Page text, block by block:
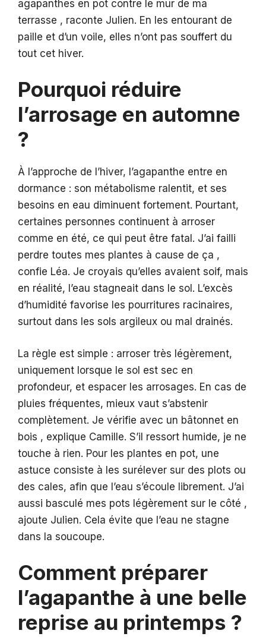
agapanthes en pot contre le mur de ma
terrasse , raconte Julien. En les entourant de
paille et d’un voile, elles n’ont pas souffert du
tout cet hiver.
Pourquoi réduire
l’arrosage en automne
?
À l’approche de l’hiver, l’agapanthe entre en
dormance : son métabolisme ralentit, et ses
besoins en eau diminuent fortement. Pourtant,
certaines personnes continuent à arroser
comme en été, ce qui peut être fatal. J’ai failli
perdre toutes mes plantes à cause de ça ,
confie Léa. Je croyais qu’elles avaient soif, mais
en réalité, l’eau stagneait dans le sol. L’excès
d’humidité favorise les pourritures racinaires,
surtout dans les sols argileux ou mal drainés.
La règle est simple : arroser très légèrement,
uniquement lorsque le sol est sec en
profondeur, et espacer les arrosages. En cas de
pluies fréquentes, mieux vaut s’abstenir
complètement. Je vérifie avec un bâtonnet en
bois , explique Camille. S’il ressort humide, je ne
touche à rien. Pour les plantes en pot, une
astuce consiste à les surélever sur des plots ou
des cales, afin que l’eau s’écoule librement. J’ai
aussi basculé mes pots légèrement sur le côté ,
ajoute Julien. Cela évite que l’eau ne stagne
dans la soucoupe.
Comment préparer
l’agapanthe à une belle
reprise au printemps ?